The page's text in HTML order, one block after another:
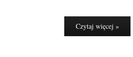
Czytaj więcej »